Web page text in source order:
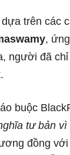
trên các
,
người đã
buộc
tư bản vì
đồng